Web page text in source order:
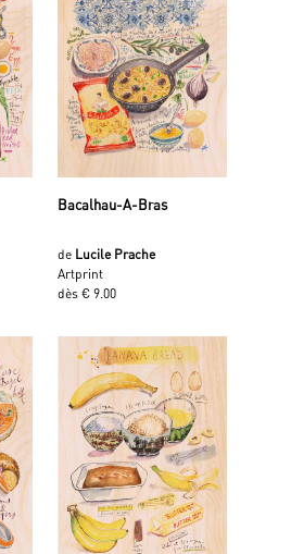
Bacalhau-A-Bras
de Lucile Prache
Artprint
dès € 9.00